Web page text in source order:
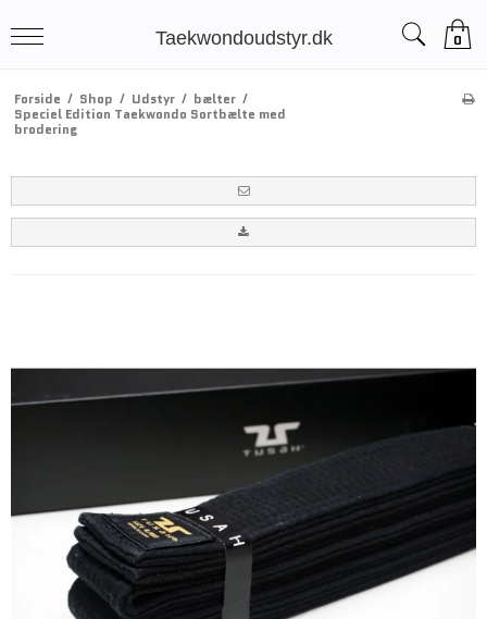
Taekwondoudstyr.dk 0
Forside / Shop / Udstyr / bælter /
Speciel Edition Taekwondo Sortbælte med
brodering